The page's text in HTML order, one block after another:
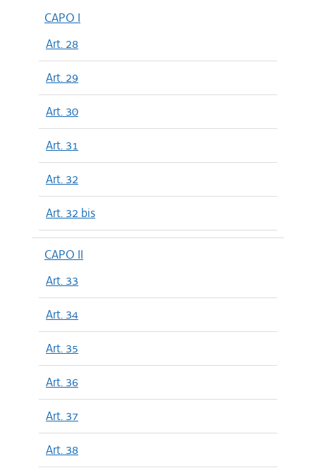
CAPO I
Art. 28
Art. 29
Art. 30
Art. 31
Art. 32
Art. 32 bis
CAPO II
Art. 33
Art. 34
Art. 35
Art. 36
Art. 37
Art. 38